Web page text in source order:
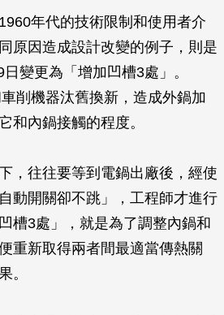
年代的技術限制和使用者介
原因造成設計改變的例子，則是
變更為「增加凹槽3處」。
削機器汰舊換新，造成外鍋加
和內鍋接觸的程度。
，往往要等到電鍋出廠後，經使
動開關卻不跳」，工程師才進行
槽3處」，就是為了調整內鍋和
重新取得兩者間最適當傳熱關
。